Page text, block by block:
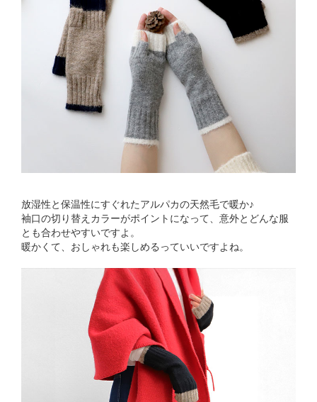
放湿性と保温性にすぐれたアルパカの天然毛で暖か♪
袖口の切り替えカラーがポイントになって、意外とどんな服
とも合わせやすいですよ。
暖かくて、おしゃれも楽しめるっていいですよね。